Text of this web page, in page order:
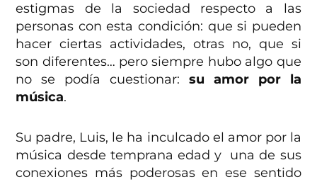
estigmas de la sociedad respecto a las
personas con esta condición: que si pueden
hacer ciertas actividades, otras no, que si
son diferentes… pero siempre hubo algo que
no se podía cuestionar: su amor por la
música.
Su padre, Luis, le ha inculcado el amor por la
música desde temprana edad y una de sus
conexiones más poderosas en ese sentido